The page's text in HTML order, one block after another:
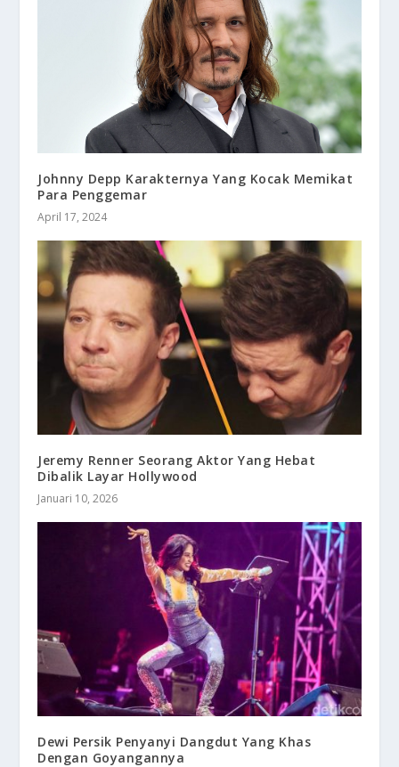
Johnny Depp Karakternya Yang Kocak Memikat
Para Penggemar
April 17, 2024
Jeremy Renner Seorang Aktor Yang Hebat
Dibalik Layar Hollywood
Januari 10, 2026
Dewi Persik Penyanyi Dangdut Yang Khas
Dengan Goyangannya